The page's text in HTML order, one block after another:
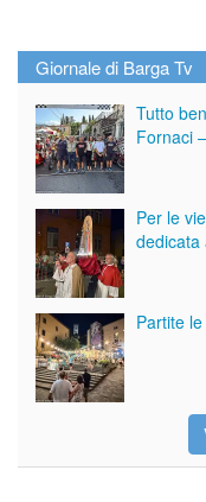
Giornale di Barga Tv
Tutto
Fornaci
Per le
dedicata
Partite